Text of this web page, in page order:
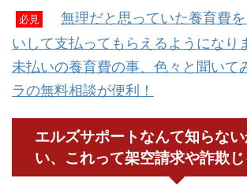
必見
無理だと思っていた養育費
いして支払ってもらえるようになり
未払いの養育費の事、色々と聞いて
ラの無料相談が便利！
エルズサポートなんて知らな
い、これって架空請求や詐欺じ